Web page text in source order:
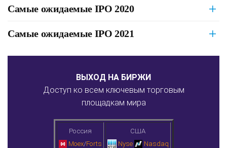
Самые ожидаемые IPO 2020
Самые ожидаемые IPO 2021
ВЫХОД НА БИРЖИ
Доступ ко всем ключевым торговым
площадкам мира
Россия
Moex/Forts
США
Nyse
Nasdaq